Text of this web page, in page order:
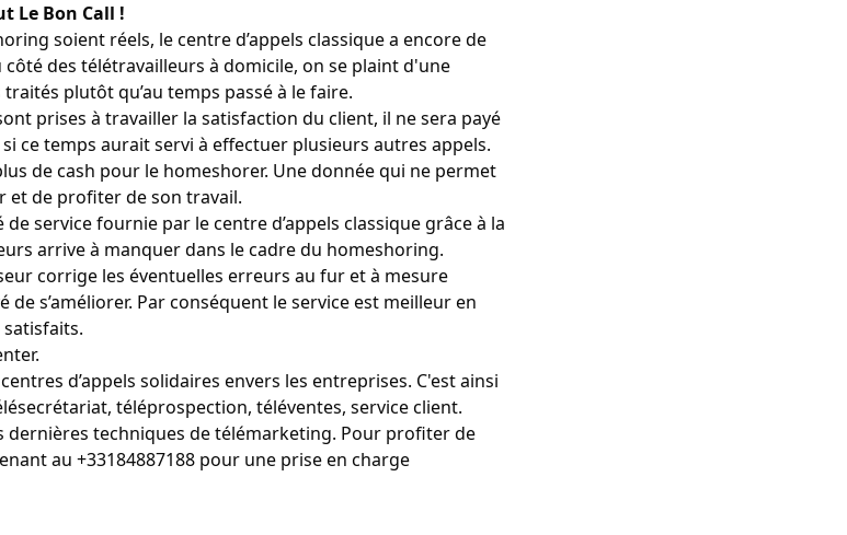
Le Bon Call !
soient réels, le centre d’appels classique a encore de
des télétravailleurs à domicile, on se plaint d'une
plutôt qu’au temps passé à le faire.
prises à travailler la satisfaction du client, il ne sera payé
ce temps aurait servi à effectuer plusieurs autres appels.
de cash pour le homeshorer. Une donnée qui ne permet
et de profiter de son travail.
de service fournie par le centre d’appels classique grâce à la
arrive à manquer dans le cadre du homeshoring.
corrige les éventuelles erreurs au fur et à mesure
de s’améliorer. Par conséquent le service est meilleur en
d’appels solidaires envers les entreprises. C'est ainsi
, téléprospection, téléventes, service client.
dernières techniques de télémarketing. Pour profiter de
au +33184887188 pour une prise en charge